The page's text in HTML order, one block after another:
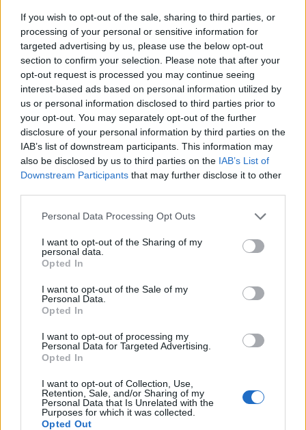
If you wish to opt-out of the sale, sharing to third parties, or
processing of your personal or sensitive information for
targeted advertising by us, please use the below opt-out
section to confirm your selection. Please note that after your
opt-out request is processed you may continue seeing
interest-based ads based on personal information utilized by
us or personal information disclosed to third parties prior to
your opt-out. You may separately opt-out of the further
disclosure of your personal information by third parties on the
IAB’s list of downstream participants. This information may
also be disclosed by us to third parties on the IAB’s List of
Downstream Participants that may further disclose it to other
Please note that this website/app uses one or more Google
not limited to your visit or usage behaviour. You may click to
grant or deny consent to Google and its third-party tags to
use your data for below specified purposes in below Google
consent section.
Personal Data Processing Opt Outs
I want to opt-out of the Sharing of my
personal data.
Opted In
I want to opt-out of the Sale of my
Personal Data.
Opted In
I want to opt-out of processing my
Personal Data for Targeted Advertising.
Opted In
I want to opt-out of Collection, Use,
Retention, Sale, and/or Sharing of my
Personal Data that Is Unrelated with the
Purposes for which it was collected.
Opted Out
A weboldal egyik célja a szakma
sokszínűségének bemutatása
Az Útépítés Akadémia oldal működtetése igazi
csapatmunka eredménye, hiszen Ürmössy Ákos saját
ötletein és tapasztalatán kívül fiatal kollégái komoly
munkájára és tanácsaira is számít, amelyeknek
köszönhetően az olvasókat leginkább érdeklő
témakörökben születhetnek meg és kerülhetnek fel a
"Az Útépítés Akadémiát mindazoknak ajánlom, akik
technológiák iránt, esetleg ilyen pályán képzelik el a
jövőjüket. A weboldal akkor tud sikeres lenni, ha olvasói
visszajelzéseket is kapunk, melyek alapján fejleszthetjük a
tartalmat. Elsősorban összegezni és bemutatni
szeretnénk szakmánkból mindazt, ami talán nem a
megszokott értelemben, de igen sokszínű, és széles
spektrumot ölel fel” – mondja Ürmössy Ákos.
HE-DO Kft. Aktuális útépítés
Magyar Közút Nonprofit Zrt.
innováció
weboldal